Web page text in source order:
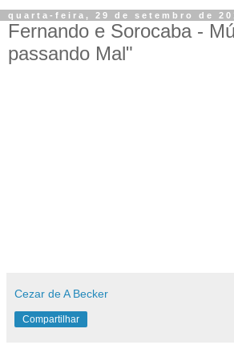
quarta-feira, 29 de setembro de
Fernando e Sorocaba -
passando Mal"
Cezar de A Becker
Compartilhar